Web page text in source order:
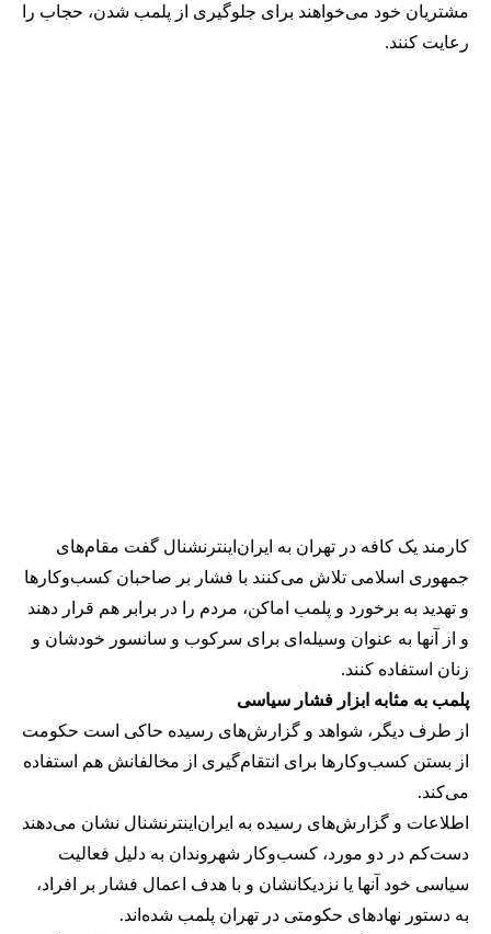
مشتریان خود می‌خواهند برای جلوگیری از پلمب شدن، حجاب را
رعایت کنند.
کارمند یک کافه در تهران به ایران‌اینترنشنال گفت مقام‌های
جمهوری اسلامی تلاش می‌کنند با فشار بر صاحبان کسب‌وکارها
و تهدید به برخورد و پلمب اماکن، مردم را در برابر هم قرار دهند
و از آنها به عنوان وسیله‌ای برای سرکوب و سانسور خودشان و
زنان استفاده کنند.
پلمب به مثابه ابزار فشار سیاسی
از طرف دیگر، شواهد و گزارش‌های رسیده حاکی است حکومت
از بستن کسب‌وکارها برای انتقام‌گیری از مخالفانش هم استفاده
می‌کند.
اطلاعات و گزارش‌های رسیده به ایران‌اینترنشنال نشان می‌دهند
دست‌کم در دو مورد، کسب‌وکار شهروندان به دلیل فعالیت
سیاسی خود آنها یا نزدیکانشان و با هدف اعمال فشار بر افراد،
به دستور نهادهای حکومتی در تهران پلمب شده‌اند.